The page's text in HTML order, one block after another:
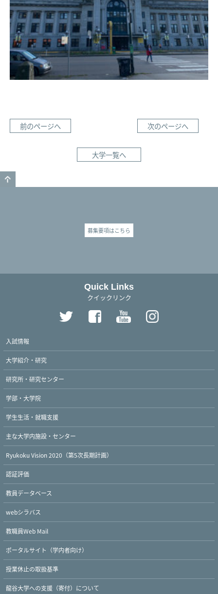
前のページへ 次のページへ
大学一覧へ
募集要項はこちら
Quick Links
クイックリンク
入試情報
大学紹介・研究
研究所・研究センター
学部・大学院
学生生活・就職支援
主な大学内施設・センター
Ryukoku Vision 2020（第5次長期計画）
認証評価
教員データベース
webシラバス
教職員Web Mail
ポータルサイト（学内者向け）
授業休止の取扱基準
龍谷大学への支援（寄付）について